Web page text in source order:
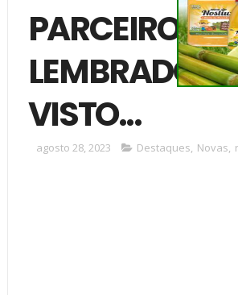
PARCEIROS -
LEMBRADO
VISTO...
agosto 28, 2023 Destaques, Novas,